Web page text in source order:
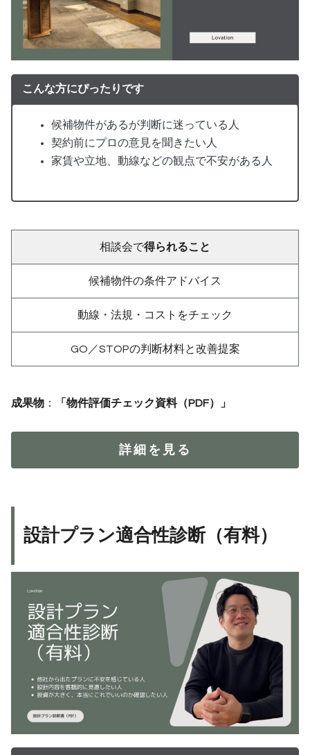
こんな方にぴったりです
候補物件があるが判断に迷っている人
契約前にプロの意見を聞きたい人
家賃や立地、動線などの観点で不安がある人
相談会で得られること
候補物件の条件アドバイス
動線・法規・コストをチェック
GO／STOPの判断材料と改善提案
成果物 ： 「物件評価チェック資料（PDF）」
詳細を見る
設計プラン適合性診断（有料）